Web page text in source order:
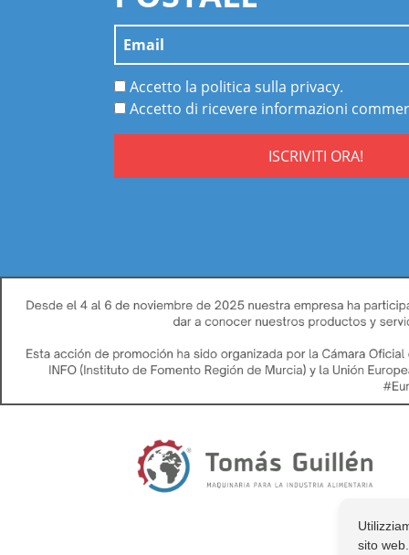
Accetto la politica sulla privacy.
Accetto di ricevere informazioni
ISCRIVITI ORA!
sito web.